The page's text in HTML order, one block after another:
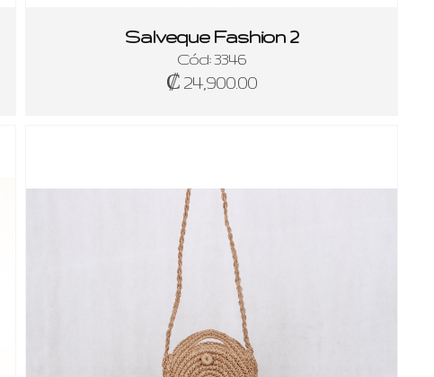
Salveque Fashion 2
Cód: 3346
₡ 24,900.00